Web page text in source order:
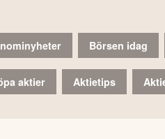
Börsen idag
aktier Aktietips